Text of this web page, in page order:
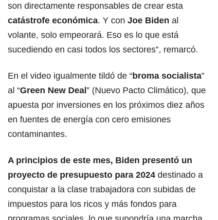
son directamente responsables de crear esta
catástrofe económica. Y con Joe Biden al
volante, solo empeorará. Eso es lo que está
sucediendo en casi todos los sectores”, remarcó.
En el video igualmente tildó de “broma socialista”
al “Green New Deal” (Nuevo Pacto Climático), que
apuesta por inversiones en los próximos diez años
en fuentes de energía con cero emisiones
contaminantes.
A principios de este mes, Biden presentó un
proyecto de presupuesto para 2024 destinado a
conquistar a la clase trabajadora con subidas de
impuestos para los ricos y más fondos para